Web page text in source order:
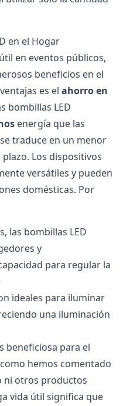
en el Hogar
en eventos públicos,
beneficios en el
es el ahorro en
bombillas LED
energía que las
traduce en un menor
Los dispositivos
versátiles y pueden
domésticas. Por
las bombillas LED
y
para regular la
ideales para iluminar
una iluminación
beneficiosa para el
hemos comentado
ni otros productos
vida útil significa que